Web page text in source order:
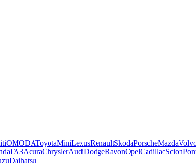
OMODAToyotaMiniLexusRenaultSkodaPorscheMazda
ГАЗAcuraChryslerAudiDodgeRavonOpelCadillacScion
Daihatsu